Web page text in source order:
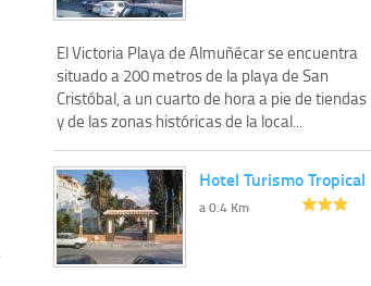
El Victoria Playa de Almuñécar se encuentra
situado a 200 metros de la playa de San
Cristóbal, a un cuarto de hora a pie de tiendas
y de las zonas históricas de la local...
Hotel Turismo Tropical
a 0.4 Km